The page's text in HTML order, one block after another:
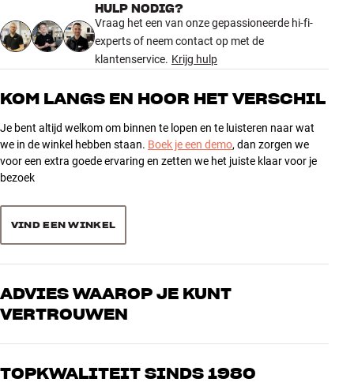
MERKEN
NIEUW
Winkels
Klantenservice
Inloggen
Klantenservice
HULP NODIG?
Vraag het een van onze gepassioneerde hi-fi-
experts of neem contact op met de
klantenservice. Krijg hulp
KOM LANGS EN HOOR HET VERSCHIL
Je bent altijd welkom om binnen te lopen en te luisteren naar wat
we in de winkel hebben staan. Boek je een demo, dan zorgen we
voor een extra goede ervaring en zetten we het juiste klaar voor je
bezoek
VIND EEN WINKEL
ADVIES WAAROP JE KUNT
VERTROUWEN
Onze medewerkers zijn echte liefhebbers die de producten door en
muziek als home cinema. Vertel ons wat je zoekt, dan vinden we
TOPKWALITEIT SINDS 1980